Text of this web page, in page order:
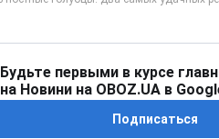
Будьте первыми в курсе
на Новини на OBOZ.UA в
Подписаться